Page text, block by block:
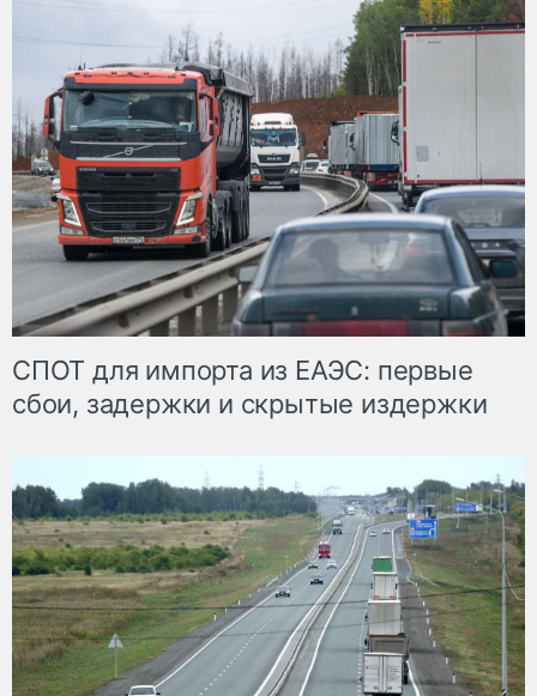
СПОТ для импорта из ЕАЭС: первые
сбои, задержки и скрытые издержки